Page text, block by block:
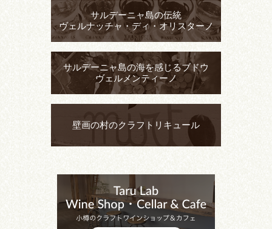
サルデーニャ島の伝統
ヴェルナッチャ・ディ・オリスターノ
サルデーニャ島の海を感じるブドウ
ヴェルメンティーノ
壁画の村のクラフトリキュール